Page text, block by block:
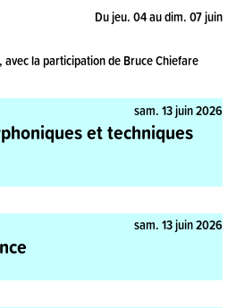
Du jeu. 04 au dim. 07 juin
avec la participation de Bruce Chiefare
sam. 13 juin 2026
et techniques
sam. 13 juin 2026